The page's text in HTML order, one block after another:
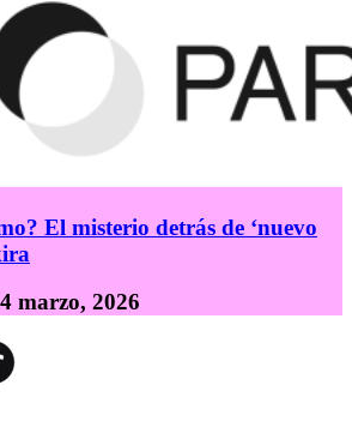
El misterio detrás de ‘nuevo
marzo, 2026